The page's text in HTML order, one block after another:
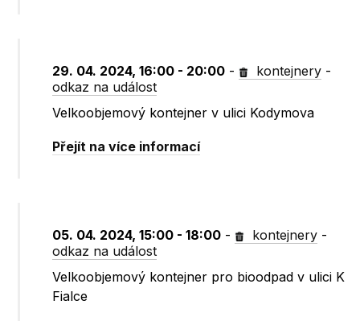
29. 04. 2024, 16:00 - 20:00 - kontejnery -
odkaz na událost
Velkoobjemový kontejner v ulici Kodymova
Přejít na více informací
05. 04. 2024, 15:00 - 18:00 - kontejnery -
odkaz na událost
Velkoobjemový kontejner pro bioodpad v ulici K
Fialce